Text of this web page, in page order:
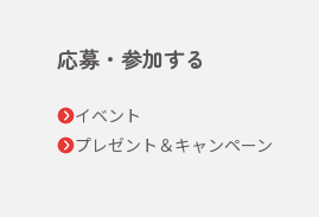
応募・参加する
イベント
プレゼント＆キャンペーン